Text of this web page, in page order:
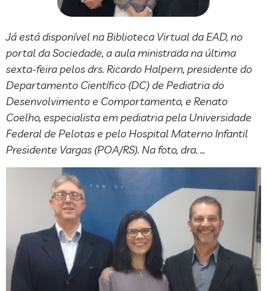
Já está disponível na Biblioteca Virtual da EAD, no
portal da Sociedade, a aula ministrada na última
sexta-feira pelos drs. Ricardo Halpern, presidente do
Departamento Científico (DC) de Pediatria do
Desenvolvimento e Comportamento, e Renato
Coelho, especialista em pediatria pela Universidade
Federal de Pelotas e pelo Hospital Materno Infantil
Presidente Vargas (POA/RS). Na foto, dra. …